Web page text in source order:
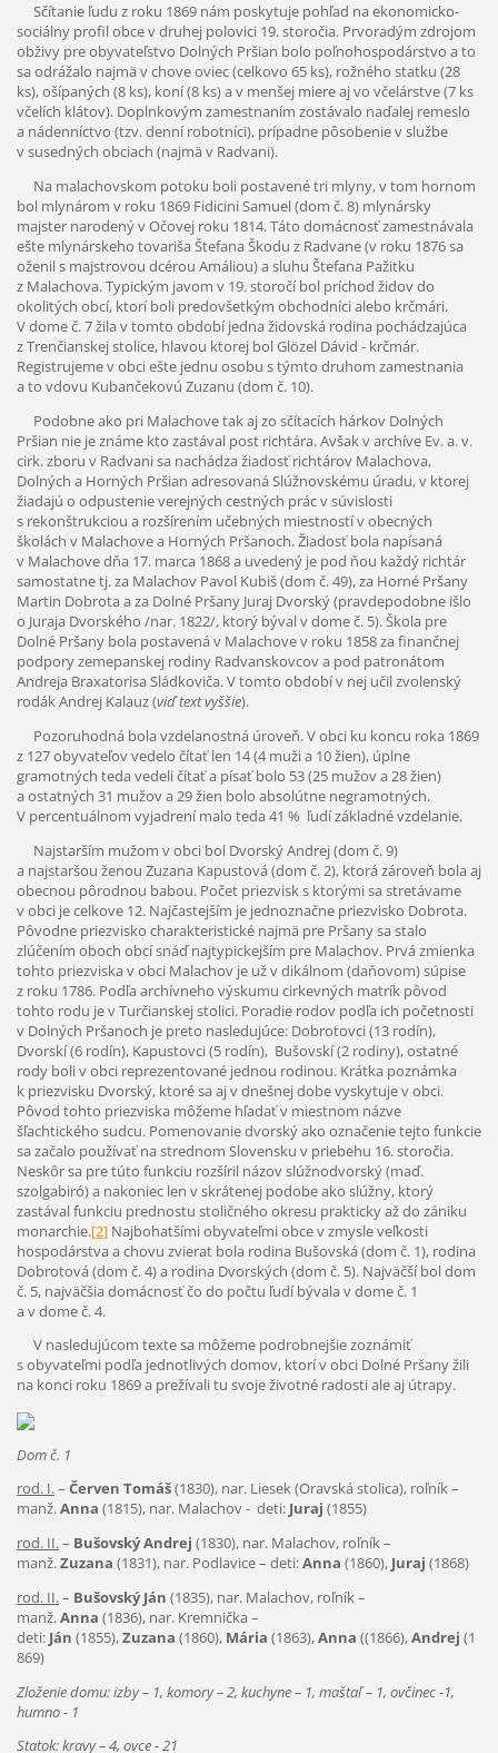
Sčítanie ľudu z roku 1869 nám poskytuje pohľad na ekonomicko-
sociálny profil obce v druhej polovici 19. storočia. Prvoradým zdrojom
obživy pre obyvateľstvo Dolných Pršian bolo poľnohospodárstvo a to
sa odrážalo najmä v chove oviec (celkovo 65 ks), rožného statku (28
ks), ošípaných (8 ks), koní (8 ks) a v menšej miere aj vo včelárstve (7 ks
včelích klátov). Doplnkovým zamestnaním zostávalo naďalej remeslo
a nádenníctvo (tzv. denní robotníci), prípadne pôsobenie v službe
v susedných obciach (najmä v Radvani).
Na malachovskom potoku boli postavené tri mlyny, v tom hornom
bol mlynárom v roku 1869 Fidicini Samuel (dom č. 8) mlynársky
majster narodený v Očovej roku 1814. Táto domácnosť zamestnávala
ešte mlynárskeho tovariša Štefana Škodu z Radvane (v roku 1876 sa
oženil s majstrovou dcérou Amáliou) a sluhu Štefana Pažitku
z Malachova. Typickým javom v 19. storočí bol príchod židov do
okolitých obcí, ktorí boli predovšetkým obchodníci alebo krčmári.
V dome č. 7 žila v tomto období jedna židovská rodina pochádzajúca
z Trenčianskej stolice, hlavou ktorej bol Glözel Dávid - krčmár.
Registrujeme v obci ešte jednu osobu s týmto druhom zamestnania
a to vdovu Kubančekovú Zuzanu (dom č. 10).
Podobne ako pri Malachove tak aj zo sčítacích hárkov Dolných
Pršian nie je známe kto zastával post richtára. Avšak v archíve Ev. a. v.
cirk. zboru v Radvani sa nachádza žiadosť richtárov Malachova,
Dolných a Horných Pršian adresovaná Slúžnovskému úradu, v ktorej
žiadajú o odpustenie verejných cestných prác v súvislosti
s rekonštrukciou a rozšírením učebných miestností v obecných
školách v Malachove a Horných Pršanoch. Žiadosť bola napísaná
v Malachove dňa 17. marca 1868 a uvedený je pod ňou každý richtár
samostatne tj. za Malachov Pavol Kubiš (dom č. 49), za Horné Pršany
Martin Dobrota a za Dolné Pršany Juraj Dvorský (pravdepodobne išlo
o Juraja Dvorského /nar. 1822/, ktorý býval v dome č. 5). Škola pre
Dolné Pršany bola postavená v Malachove v roku 1858 za finančnej
podpory zemepanskej rodiny Radvanskovcov a pod patronátom
Andreja Braxatorisa Sládkoviča. V tomto období v nej učil zvolenský
rodák Andrej Kalauz (viď text vyššie).
Pozoruhodná bola vzdelanostná úroveň. V obci ku koncu roka 1869
z 127 obyvateľov vedelo čítať len 14 (4 muži a 10 žien), úplne
gramotných teda vedeli čítať a písať bolo 53 (25 mužov a 28 žien)
a ostatných 31 mužov a 29 žien bolo absolútne negramotných.
V percentuálnom vyjadrení malo teda 41 % ľudí základné vzdelanie.
Najstarším mužom v obci bol Dvorský Andrej (dom č. 9)
a najstaršou ženou Zuzana Kapustová (dom č. 2), ktorá zároveň bola aj
obecnou pôrodnou babou. Počet priezvisk s ktorými sa stretávame
v obci je celkove 12. Najčastejším je jednoznačne priezvisko Dobrota.
Pôvodne priezvisko charakteristické najmä pre Pršany sa stalo
zlúčením oboch obcí snáď najtypickejším pre Malachov. Prvá zmienka
tohto priezviska v obci Malachov je už v dikálnom (daňovom) súpise
z roku 1786. Podľa archívneho výskumu cirkevných matrík pôvod
tohto rodu je v Turčianskej stolici. Poradie rodov podľa ich početnosti
v Dolných Pršanoch je preto nasledujúce: Dobrotovci (13 rodín),
Dvorskí (6 rodín), Kapustovci (5 rodín), Bušovskí (2 rodiny), ostatné
rody boli v obci reprezentované jednou rodinou. Krátka poznámka
k priezvisku Dvorský, ktoré sa aj v dnešnej dobe vyskytuje v obci.
Pôvod tohto priezviska môžeme hľadať v miestnom názve
šľachtického sudcu. Pomenovanie dvorský ako označenie tejto funkcie
sa začalo používať na strednom Slovensku v priebehu 16. storočia.
Neskôr sa pre túto funkciu rozšíril názov slúžnodvorský (maď.
szolgabiró) a nakoniec len v skrátenej podobe ako slúžny, ktorý
zastával funkciu prednostu stoličného okresu prakticky až do zániku
monarchie.[2]Najbohatšími obyvateľmi obce v zmysle veľkosti
hospodárstva a chovu zvierat bola rodina Bušovská (dom č. 1), rodina
Dobrotová (dom č. 4) a rodina Dvorských (dom č. 5). Najväčší bol dom
č. 5, najväčšia domácnosť čo do počtu ľudí bývala v dome č. 1
a v dome č. 4.
V nasledujúcom texte sa môžeme podrobnejšie zoznámiť
s obyvateľmi podľa jednotlivých domov, ktorí v obci Dolné Pršany žili
na konci roku 1869 a prežívali tu svoje životné radosti ale aj útrapy.
Dom č. 1
rod. I.– Červen Tomáš(1830), nar. Liesek (Oravská stolica), roľník –
manž.Anna (1815), nar. Malachov - deti: Juraj (1855)
rod. II.– Bušovský Andrej (1830), nar. Malachov, roľník –
manž.Zuzana (1831), nar. Podlavice – deti:Anna (1860), Juraj (1868)
rod. II.– Bušovský Ján (1835), nar. Malachov, roľník –
manž.Anna (1836), nar. Kremnička –
deti: Ján (1855),Zuzana (1860), Mária (1863),Anna ((1866),Andrej (1
869)
Zloženie domu: izby – 1, komory – 2, kuchyne – 1, maštaľ – 1, ovčinec -1,
humno - 1
Statok: kravy – 4, ovce - 21